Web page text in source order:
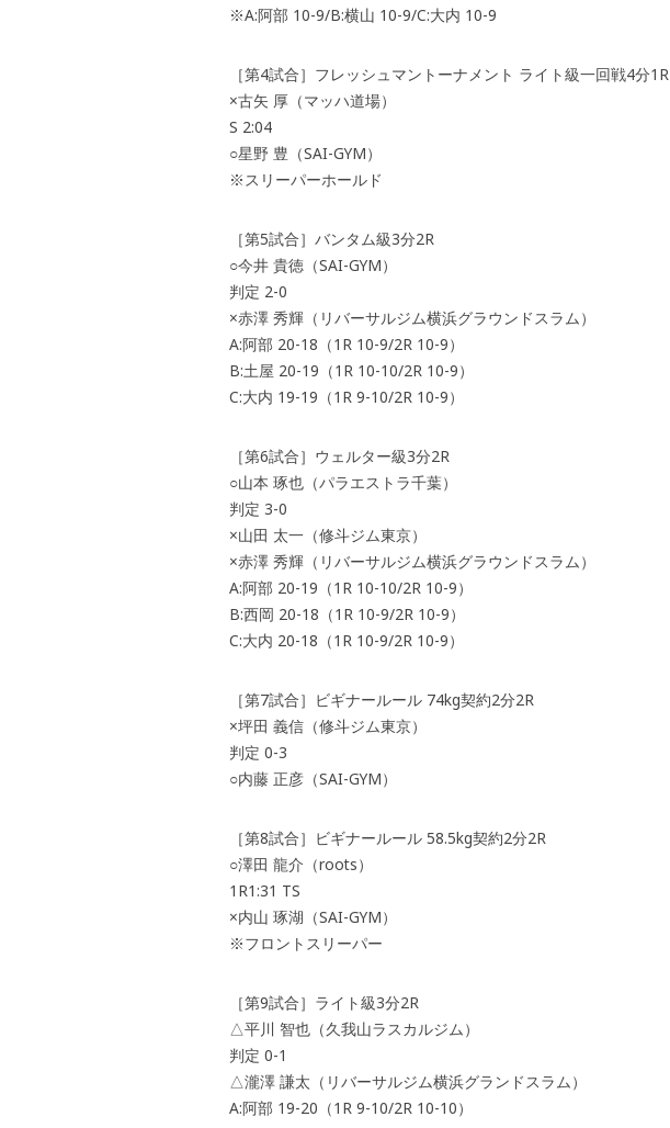
※A:阿部 10-9/B:横山 10-9/C:大内 10-9
［第4試合］フレッシュマントーナメント ライト級一回戦4分1R
×古矢 厚（マッハ道場）
S 2:04
○星野 豊（SAI-GYM）
※スリーパーホールド
［第5試合］バンタム級3分2R
○今井 貴徳（SAI-GYM）
判定 2-0
×赤澤 秀輝（リバーサルジム横浜グラウンドスラム）
A:阿部 20-18（1R 10-9/2R 10-9）
B:土屋 20-19（1R 10-10/2R 10-9）
C:大内 19-19（1R 9-10/2R 10-9）
［第6試合］ウェルター級3分2R
○山本 琢也（パラエストラ千葉）
判定 3-0
×山田 太一（修斗ジム東京）
×赤澤 秀輝（リバーサルジム横浜グラウンドスラム）
A:阿部 20-19（1R 10-10/2R 10-9）
B:西岡 20-18（1R 10-9/2R 10-9）
C:大内 20-18（1R 10-9/2R 10-9）
［第7試合］ビギナールール 74kg契約2分2R
×坪田 義信（修斗ジム東京）
判定 0-3
○内藤 正彦（SAI-GYM）
［第8試合］ビギナールール 58.5kg契約2分2R
○澤田 龍介（roots）
1R1:31 TS
×内山 琢湖（SAI-GYM）
※フロントスリーパー
［第9試合］ライト級3分2R
△平川 智也（久我山ラスカルジム）
判定 0-1
△瀧澤 謙太（リバーサルジム横浜グランドスラム）
A:阿部 19-20（1R 9-10/2R 10-10）